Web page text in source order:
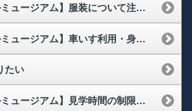
【王貞治ベースボールミュージアム】服装について注意点はありますか？
【王貞治ベースボールミュージアム】車いす利用・身体に不自由がある場合も利用可能ですか？
たい
【王貞治ベースボールミュージアム】見学時間の制限はありますか？